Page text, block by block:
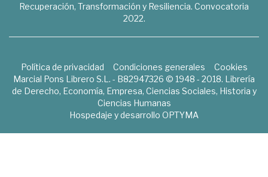
Recuperación, Transformación y Resiliencia. Convocatoria
2022.
Política de privacidad Condiciones generales
Cookies
Marcial Pons Librero S.L. - B82947326 © 1948 - 2018. Librería
de Derecho, Economía, Empresa, Ciencias Sociales, Historia y
Ciencias Humanas
Hospedaje y desarrollo OPTYMA